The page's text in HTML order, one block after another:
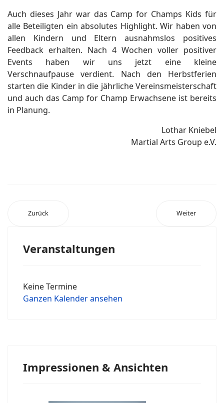
Auch dieses Jahr war das Camp for Champs Kids für
alle Beteiligten ein absolutes Highlight. Wir haben von
allen Kindern und Eltern ausnahmslos positives
Feedback erhalten. Nach 4 Wochen voller positiver
Events haben wir uns jetzt eine kleine
Verschnaufpause verdient. Nach den Herbstferien
starten die Kinder in die jährliche Vereinsmeisterschaft
und auch das Camp for Champ Erwachsene ist bereits
in Planung.
Lothar Kniebel
Martial Arts Group e.V.
Zurück Weiter
Veranstaltungen
Keine Termine
Ganzen Kalender ansehen
Impressionen & Ansichten